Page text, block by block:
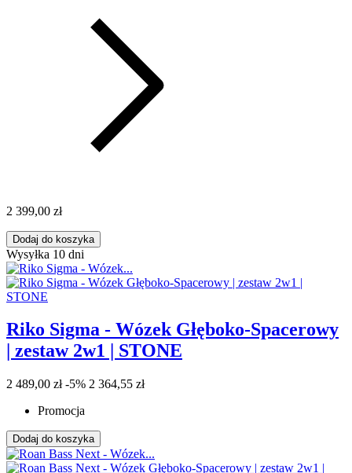
2 399,00 zł
Dodaj do koszyka
Wysyłka 10 dni
Riko Sigma - Wózek Głęboko-Spacerowy
| zestaw 2w1 | STONE
2 489,00 zł -5% 2 364,55 zł
Promocja
Dodaj do koszyka